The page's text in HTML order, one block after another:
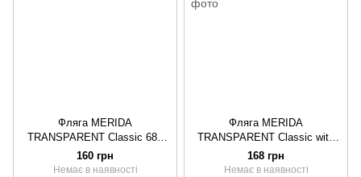
Фляга MERIDA
TRANSPARENT Classic 680
red
160 грн
Немає в наявності
Фляга MERIDA
TRANSPARENT Classic with
cap 500 red
168 грн
Немає в наявності